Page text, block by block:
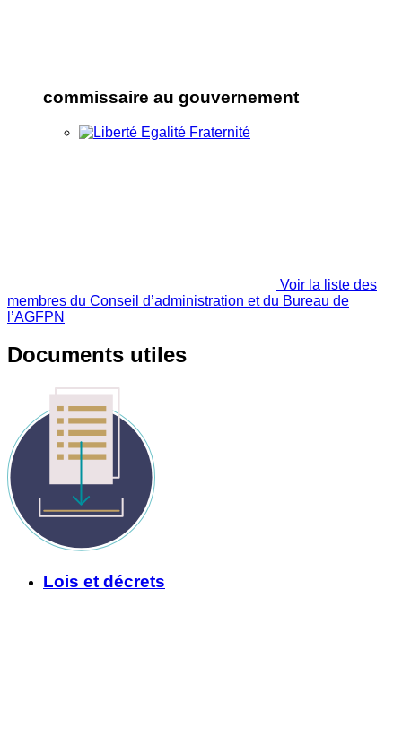
commissaire au gouvernement
Voir la liste des
membres du Conseil d’administration et du Bureau de
l’AGFPN
Documents utiles
Lois et décrets